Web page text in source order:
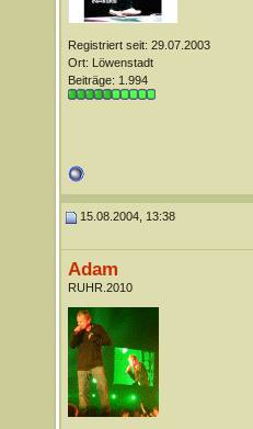
Registriert seit: 29.07.2003
Ort: Löwenstadt
Beiträge: 1.994
15.08.2004, 13:38
Adam
RUHR.2010